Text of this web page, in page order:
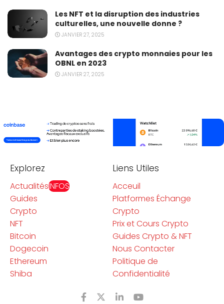
Les NFT et la disruption des industries
culturelles, une nouvelle donne ?
JANVIER 27, 2025
Avantages des crypto monnaies pour les
OBNL en 2023
JANVIER 27, 2025
Explorez
ActualitésINFOS
Guides
Crypto
NFT
Bitcoin
Dogecoin
Ethereum
Shiba
Liens Utiles
Acceuil
Platformes Échange
Crypto
Prix et Cours Crypto
Guides Crypto & NFT
Nous Contacter
Politique de
Confidentialité